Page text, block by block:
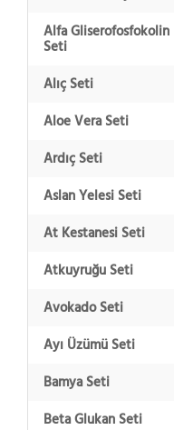
Alfa Gliserofosfokolin
Seti
Alıç Seti
Aloe Vera Seti
Ardıç Seti
Aslan Yelesi Seti
At Kestanesi Seti
Atkuyruğu Seti
Avokado Seti
Ayı Üzümü Seti
Bamya Seti
Beta Glukan Seti